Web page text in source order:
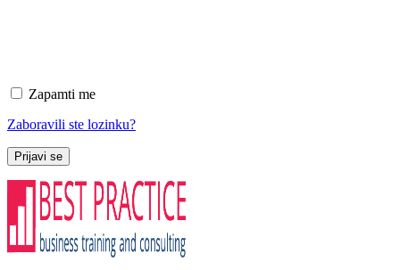
Zapamti me
Zaboravili ste lozinku?
Prijavi se